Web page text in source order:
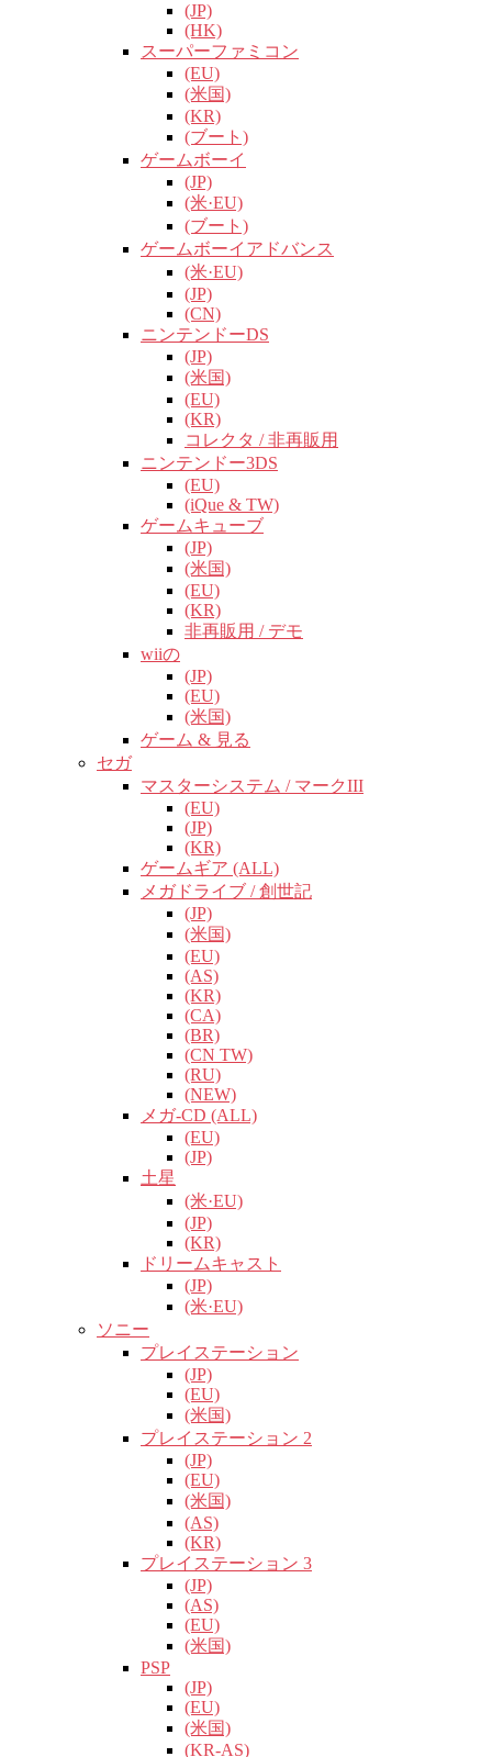
(JP)
(HK)
スーパーファミコン
(EU)
(米国)
(KR)
(ブート)
ゲームボーイ
(JP)
(米·EU)
(ブート)
ゲームボーイアドバンス
(米·EU)
(JP)
(CN)
ニンテンドーDS
(JP)
(米国)
(EU)
(KR)
コレクタ / 非再販用
ニンテンドー3DS
(EU)
(iQue & TW)
ゲームキューブ
(JP)
(米国)
(EU)
(KR)
非再販用 / デモ
wiiの
(JP)
(EU)
(米国)
ゲーム & 見る
セガ
マスターシステム / マークIII
(EU)
(JP)
(KR)
ゲームギア (ALL)
メガドライブ / 創世記
(JP)
(米国)
(EU)
(AS)
(KR)
(CA)
(BR)
(CN TW)
(RU)
(NEW)
メガ-CD (ALL)
(EU)
(JP)
土星
(米·EU)
(JP)
(KR)
ドリームキャスト
(JP)
(米·EU)
ソニー
プレイステーション
(JP)
(EU)
(米国)
プレイステーション 2
(JP)
(EU)
(米国)
(AS)
(KR)
プレイステーション 3
(JP)
(AS)
(EU)
(米国)
PSP
(JP)
(EU)
(米国)
(KR-AS)